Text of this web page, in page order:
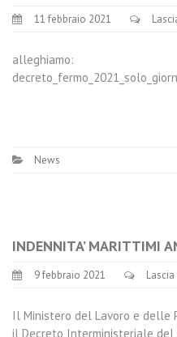
11 febbraio 2021
alleghiamo:
News
INDENNITA’ MARITTIMI
9 febbraio 2021
Il Ministero del Lavoro e delle
il Decreto Interministeriale del